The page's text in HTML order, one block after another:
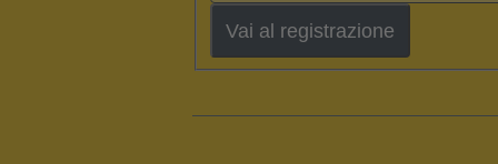
Vai al registrazione